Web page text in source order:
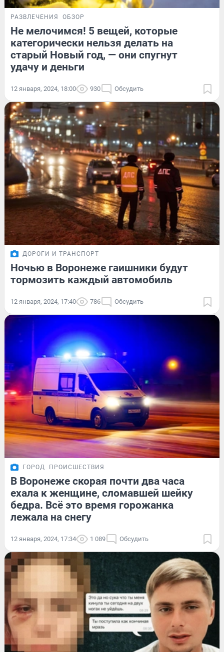
РАЗВЛЕЧЕНИЯ ОБЗОР
Не мелочимся! 5 вещей, которые
категорически нельзя делать на
старый Новый год, — они спугнут
удачу и деньги
12 января, 2024, 18:00 930 Обсудить
ДОРОГИ И ТРАНСПОРТ
Ночью в Воронеже гаишники будут
тормозить каждый автомобиль
12 января, 2024, 17:40 786 Обсудить
ГОРОД ПРОИСШЕСТВИЯ
В Воронеже скорая почти два часа
ехала к женщине, сломавшей шейку
бедра. Всё это время горожанка
лежала на снегу
12 января, 2024, 17:34 1 089 Обсудить